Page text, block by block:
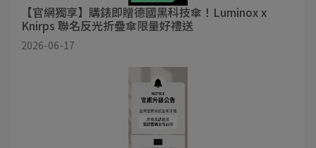
【官網獨享】購錶即贈德國黑科技傘！Luminox x
Knirps 聯名反光折疊傘限量好禮送
2026-06-17